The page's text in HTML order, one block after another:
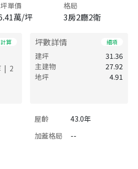
單價
萬/坪
格局
3房2廳2衛
計算
| 2
坪數詳情 細項
建坪
31.36
主建物
27.92
地坪
4.91
屋齡
43.0年
加蓋格局
--